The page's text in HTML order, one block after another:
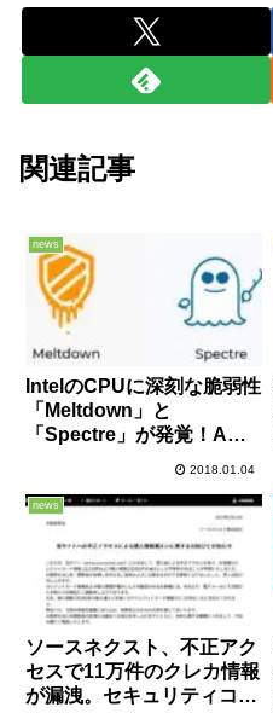
関連記事
news
IntelのCPUに深刻な脆弱性
「Meltdown」と
「Spectre」が発覚！AMD
トの適用を！
2018.01.04
news
ソースネクスト、不正アク
セスで11万件のクレカ情報
が漏洩。セキュリティコー